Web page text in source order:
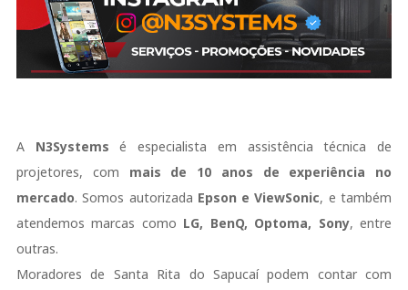
A N3Systems é especialista em assistência técnica de
projetores, com mais de 10 anos de experiência no
mercado. Somos autorizada Epson e ViewSonic, e também
atendemos marcas como LG, BenQ, Optoma, Sony, entre
outras.
Moradores de Santa Rita do Sapucaí podem contar com